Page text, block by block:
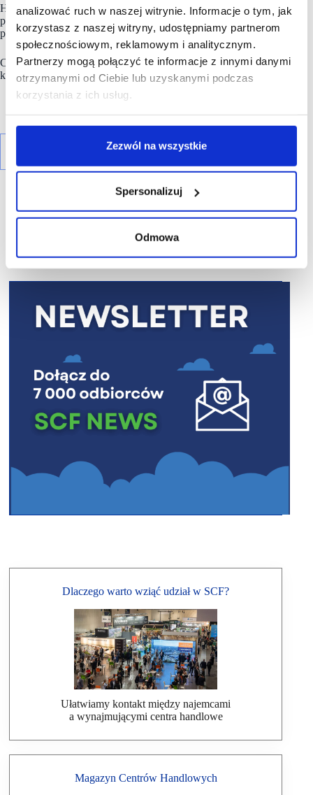
analizować ruch w naszej witrynie. Informacje o tym, jak
korzystasz z naszej witryny, udostępniamy partnerom
społecznościowym, reklamowym i analitycznym.
Partnerzy mogą połączyć te informacje z innymi danymi
otrzymanymi od Ciebie lub uzyskanymi podczas
korzystania z ich usług.
Zezwól na wszystkie
Spersonalizuj
Odmowa
Hiszpanii i na Węgrzech. W naszym kraju Rossmann prowadzi
prawie 1983 drogerii (stan lipcu 2025 r.), oferując 21 tysięcy
produktów.
Codziennie w drogerii sieciRossmannrobi zakupy 1,08 mln
klientów.
R E K L A M A
Dlaczego warto wziąć udział w SCF?
Ułatwiamy kontakt między najemcami
a wynajmującymi centra handlowe
Magazyn Centrów Handlowych